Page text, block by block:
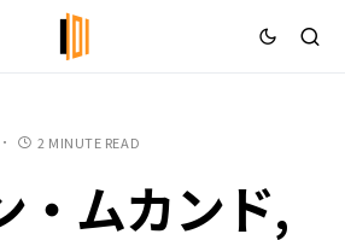
2 MINUTE READ
・ムカンド,